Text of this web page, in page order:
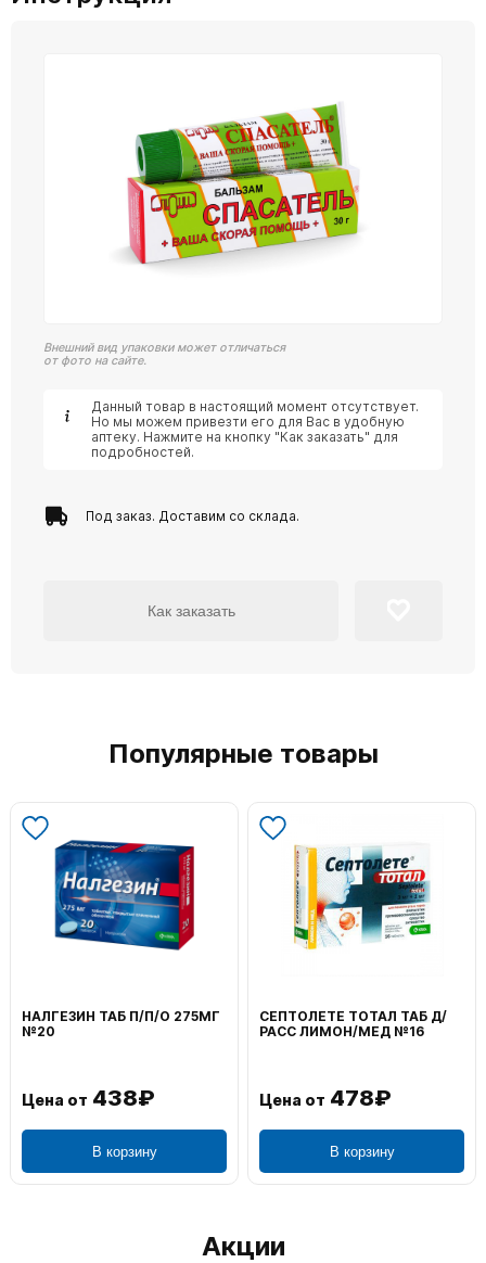
Внешний вид упаковки может отличаться
от фото на сайте.
Данный товар в настоящий момент отсутствует.
Но мы можем привезти его для Вас в удобную
аптеку. Нажмите на кнопку "Как заказать" для
подробностей.
Под заказ. Доставим со склада.
Как заказать
Популярные товары
НАЛГЕЗИН ТАБ П/П/О 275МГ
№20
Цена от 438₽
В корзину
СЕПТОЛЕТЕ ТОТАЛ ТАБ Д/
РАСС ЛИМОН/МЕД №16
Цена от 478₽
В корзину
Акции